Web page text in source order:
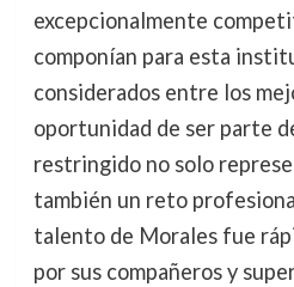
excepcionalmente
componían para esta
considerados entre los
oportunidad de ser parte
restringido no solo
también un reto
talento de Morales fue
por sus compañeros y